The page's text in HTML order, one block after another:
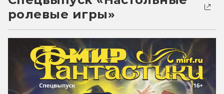
ролевые игры»